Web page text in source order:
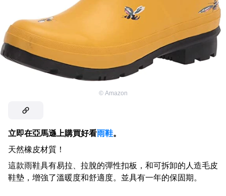
© Amazon
立即在亞馬遜上購買好看雨鞋。
天然橡皮材質！
這款雨鞋具有易拉、拉脫的彈性扣板，和可拆卸的人造毛皮
鞋墊，增強了溫暖度和舒適度。並具有一年的保固期。